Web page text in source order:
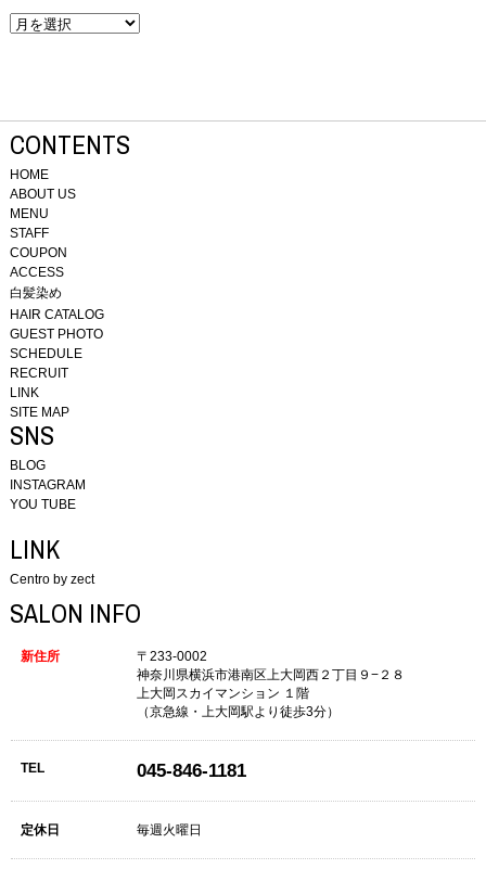
CONTENTS
HOME
ABOUT US
MENU
STAFF
COUPON
ACCESS
白髪染め
HAIR CATALOG
GUEST PHOTO
SCHEDULE
RECRUIT
LINK
SITE MAP
SNS
BLOG
INSTAGRAM
YOU TUBE
LINK
Centro by zect
SALON INFO
新住所
〒233-0002
神奈川県横浜市港南区上大岡西２丁目９−２８
上大岡スカイマンション １階
（京急線・上大岡駅より徒歩3分）
TEL 045-846-1181
定休日 毎週火曜日